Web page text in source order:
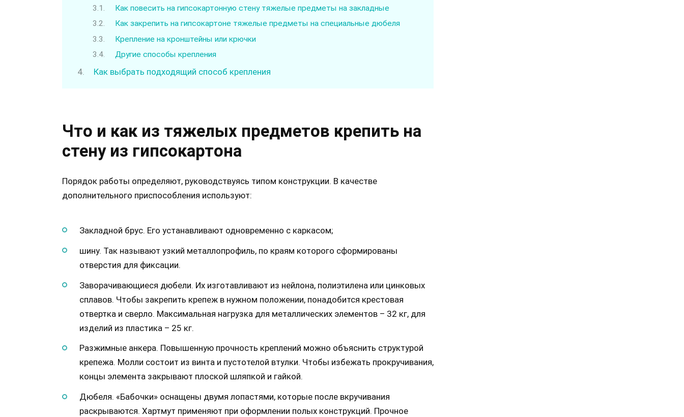
Как повесить на гипсокартонную стену тяжелые предметы на закладные
Как закрепить на гипсокартоне тяжелые предметы на специальные дюбеля
Крепление на кронштейны или крючки
Другие способы крепления
Как выбрать подходящий способ крепления
Что и как из тяжелых предметов крепить на
стену из гипсокартона
Порядок работы определяют, руководствуясь типом конструкции. В качестве
дополнительного приспособления используют:
Закладной брус. Его устанавливают одновременно с каркасом;
шину. Так называют узкий металлопрофиль, по краям которого сформированы
отверстия для фиксации.
Заворачивающиеся дюбели. Их изготавливают из нейлона, полиэтилена или цинковых
сплавов. Чтобы закрепить крепеж в нужном положении, понадобится крестовая
отвертка и сверло. Максимальная нагрузка для металлических элементов – 32 кг, для
изделий из пластика – 25 кг.
Разжимные анкера. Повышенную прочность креплений можно объяснить структурой
крепежа. Молли состоит из винта и пустотелой втулки. Чтобы избежать прокручивания,
концы элемента закрывают плоской шляпкой и гайкой.
Дюбеля. «Бабочки» оснащены двумя лопастями, которые после вкручивания
раскрываются. Хартмут применяют при оформлении полых конструкций. Прочное